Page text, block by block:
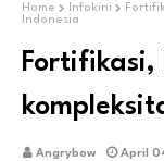
Home Infokini
Indonesia
Angrybow April